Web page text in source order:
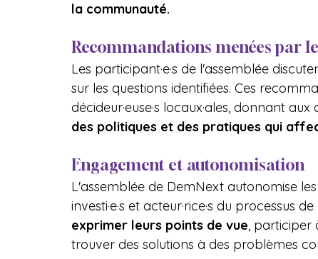
la communauté.
Recommandations menées par
Les participant·e·s de l'assemblée
sur les questions identifiées. Ces
décideur·euse·s locaux·ales, donnant aux
des politiques et des pratiques qui
Engagement et autonomisation
L'assemblée de DemNext autonomise
investi·e·s et acteur·rice·s du processus
exprimer leurs points de vue, participer
trouver des solutions à des problèmes